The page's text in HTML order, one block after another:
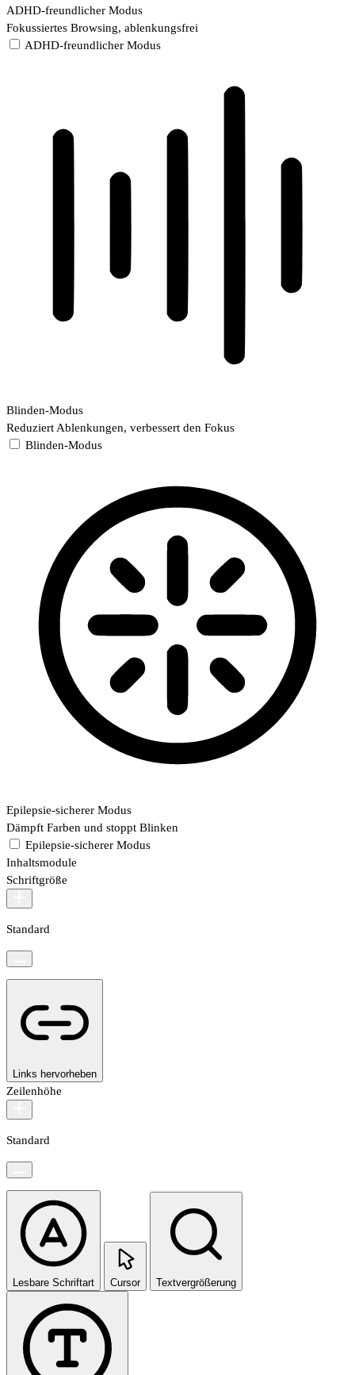
ADHD-freundlicher Modus
Fokussiertes Browsing, ablenkungsfrei
ADHD-freundlicher Modus
Blinden-Modus
Reduziert Ablenkungen, verbessert den Fokus
Blinden-Modus
Epilepsie-sicherer Modus
Dämpft Farben und stoppt Blinken
Epilepsie-sicherer Modus
Inhaltsmodule
Schriftgröße
Standard
Links hervorheben
Zeilenhöhe
Standard
Lesbare Schriftart Cursor Textvergrößerung